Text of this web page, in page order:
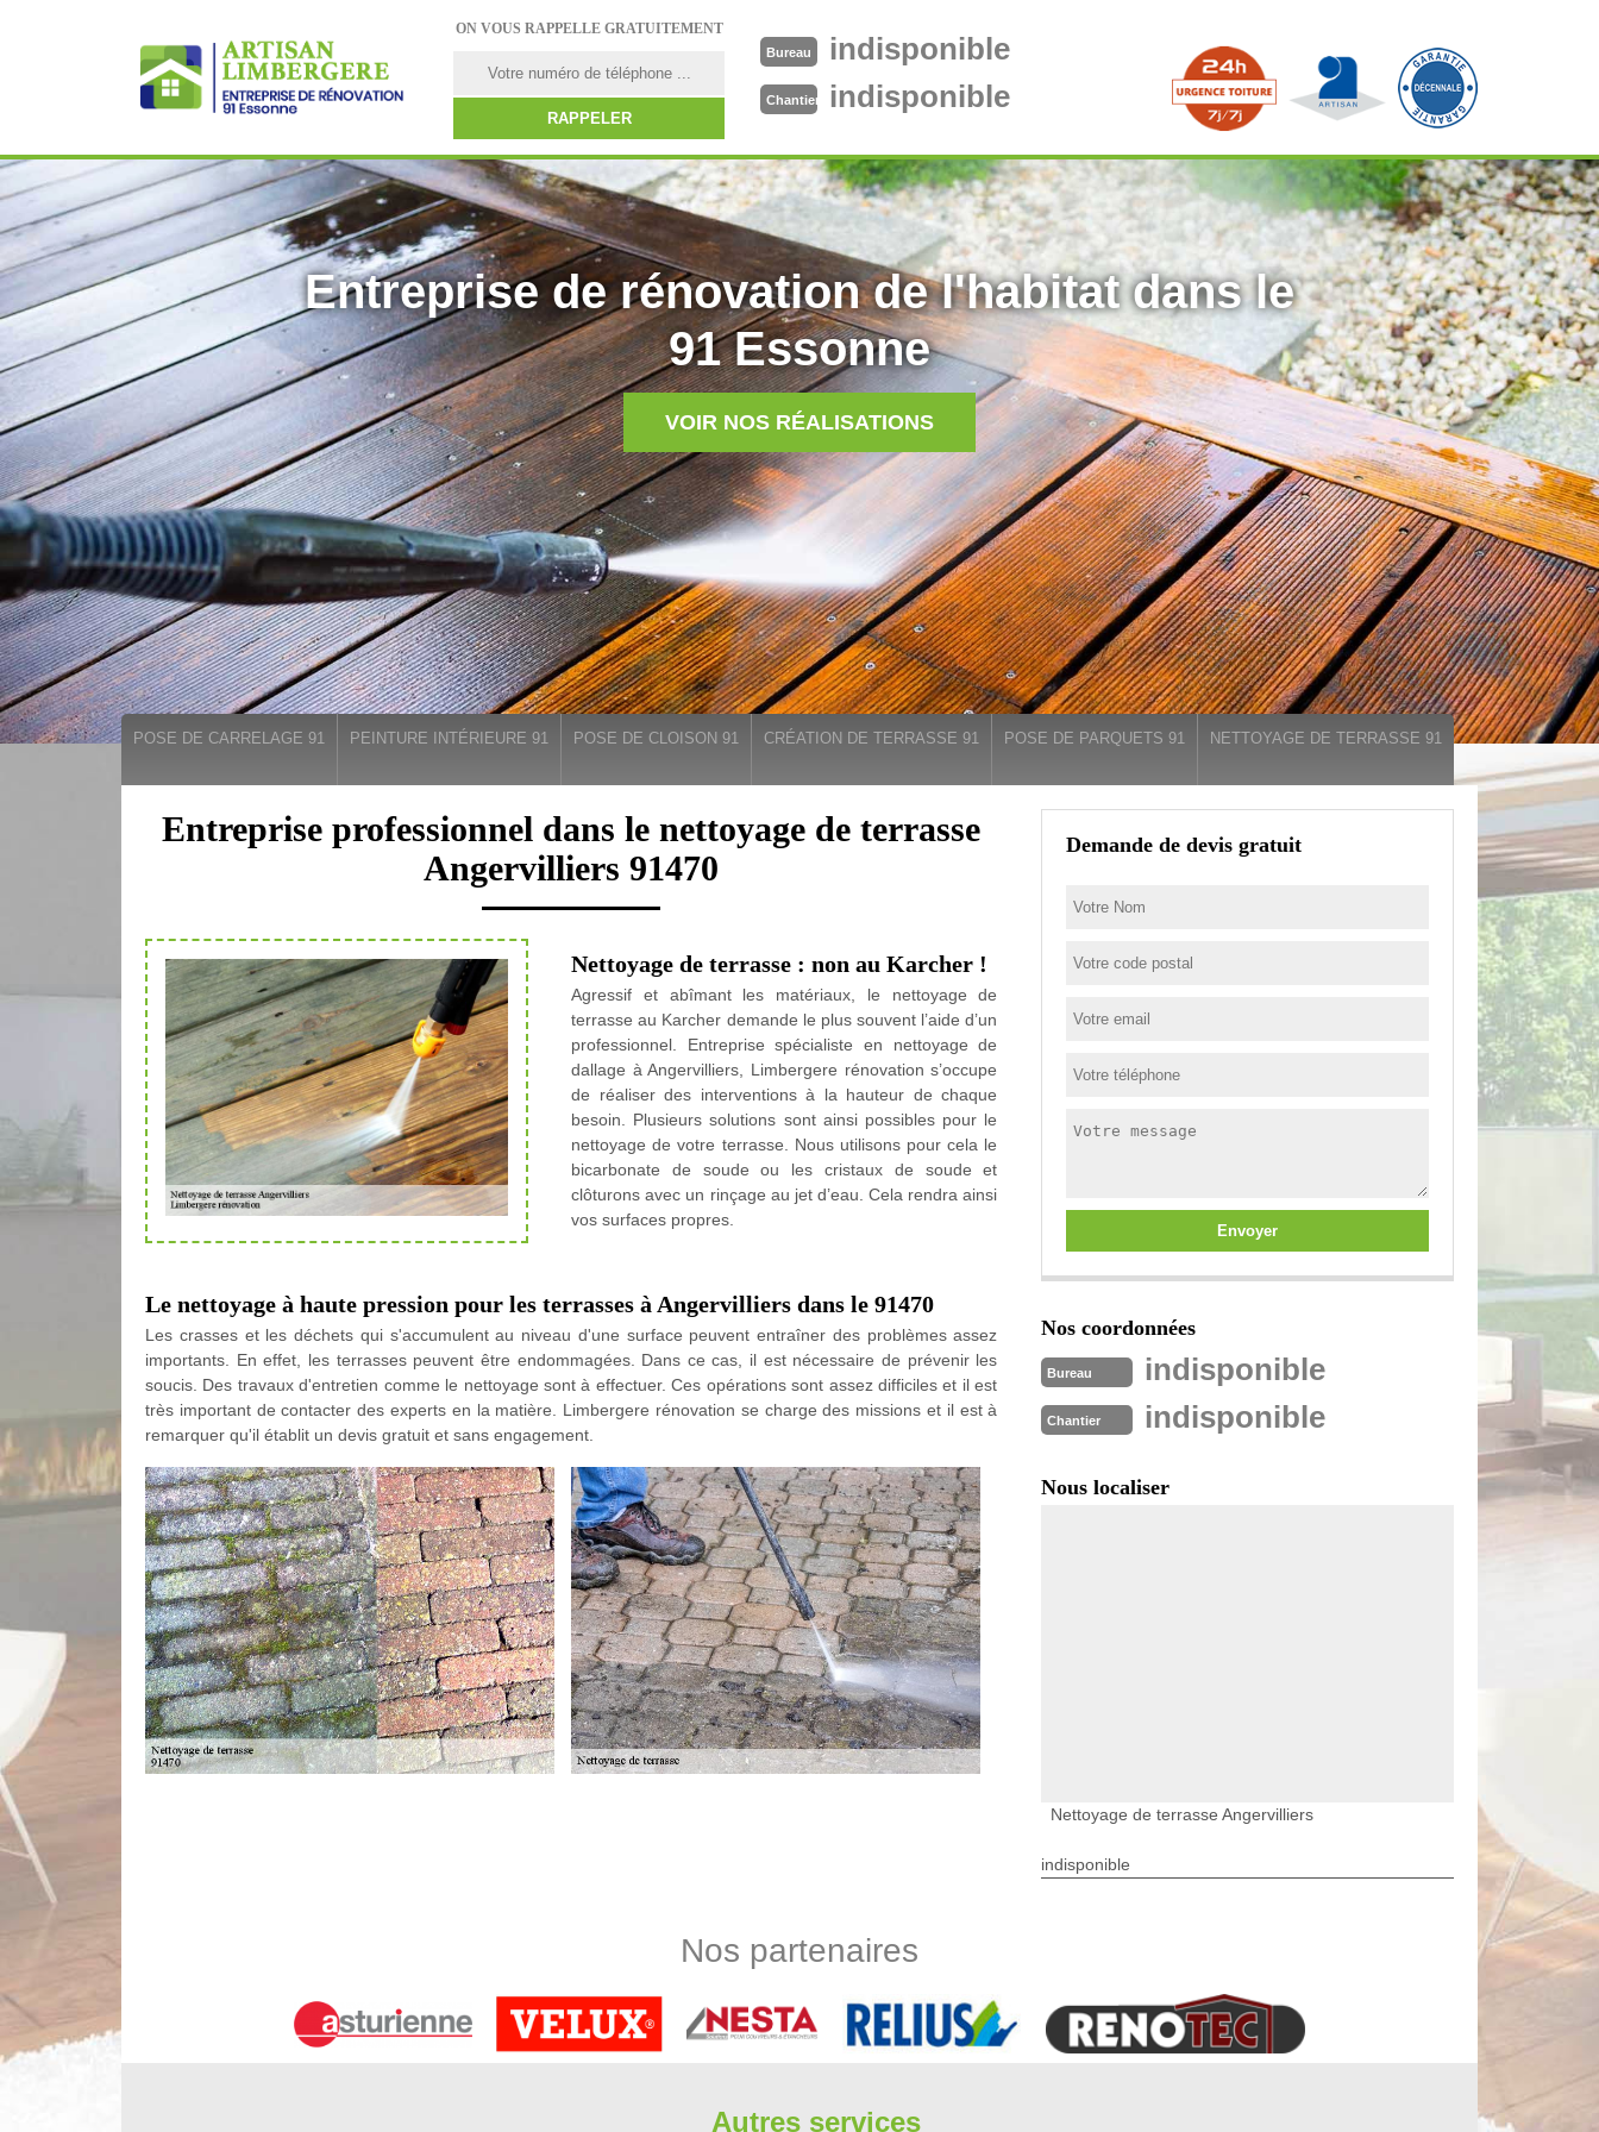
ON VOUS RAPPELLE GRATUITEMENT
Bureau indisponible
Chantier indisponible
Entreprise de rénovation de l'habitat dans le
91 Essonne
VOIR NOS RÉALISATIONS
POSE DE CARRELAGE 91 PEINTURE INTÉRIEURE 91 POSE DE CLOISON 91 CRÉATION DE TERRASSE 91 POSE DE PARQUETS 91 NETTOYAGE DE TERRASSE 91
Entreprise professionnel dans le nettoyage de terrasse
Angervilliers 91470
Nettoyage de terrasse : non au Karcher !
Agressif et abîmant les matériaux, le nettoyage de
terrasse au Karcher demande le plus souvent l’aide d’un
professionnel. Entreprise spécialiste en nettoyage de
dallage à Angervilliers, Limbergere rénovation s’occupe
de réaliser des interventions à la hauteur de chaque
besoin. Plusieurs solutions sont ainsi possibles pour le
nettoyage de votre terrasse. Nous utilisons pour cela le
bicarbonate de soude ou les cristaux de soude et
clôturons avec un rinçage au jet d’eau. Cela rendra ainsi
vos surfaces propres.
Le nettoyage à haute pression pour les terrasses à Angervilliers dans le 91470
Les crasses et les déchets qui s'accumulent au niveau d'une surface peuvent entraîner des problèmes assez
importants. En effet, les terrasses peuvent être endommagées. Dans ce cas, il est nécessaire de prévenir les
soucis. Des travaux d'entretien comme le nettoyage sont à effectuer. Ces opérations sont assez difficiles et il est
très important de contacter des experts en la matière. Limbergere rénovation se charge des missions et il est à
remarquer qu'il établit un devis gratuit et sans engagement.
Spécialiste nettoyage dallage à Angervilliers
Pour assurer un bon nettoyage de terrasse, Limbergere rénovation utilise des produits non agressifs aux
matériaux. L’usage d’autres solutions non adéquates peuvent abîmer les matériaux qui constituent votre
nous pouvons faire un décapage de la surface. En activité sur 91470, notre équipe de nettoyeur à Angervilliers
Demande de devis gratuit
Nos coordonnées
Bureau indisponible
Chantier indisponible
Nous localiser
Nettoyage de terrasse Angervilliers
indisponible
Nos partenaires
Autres services